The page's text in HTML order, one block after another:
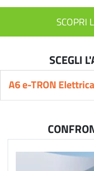
SCOPRI
SCEGLI
A6 e-TRON